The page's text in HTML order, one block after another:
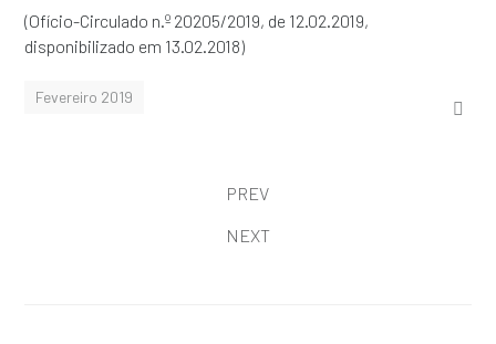
(Ofício-Circulado n.º 20205/2019, de 12.02.2019,
disponibilizado em 13.02.2018)
Fevereiro 2019
PREV
NEXT